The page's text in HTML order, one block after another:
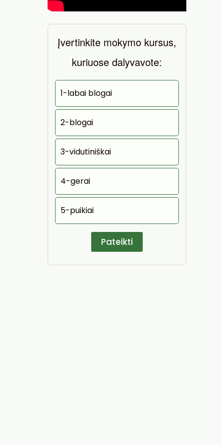
Įvertinkite mokymo kursus,
kuriuose dalyvavote:
1-labai blogai
2-blogai
3-vidutiniškai
4-gerai
5-puikiai